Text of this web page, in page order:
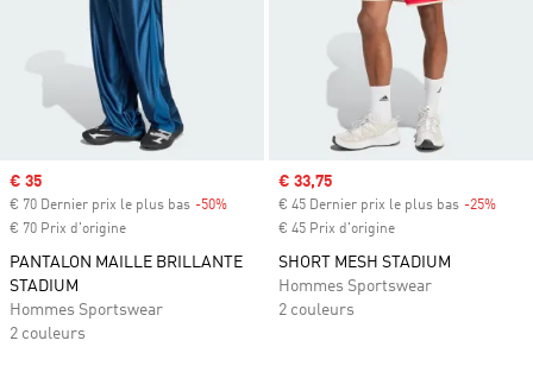
Prix soldé
€ 35
€ 70 Dernier prix le plus bas -50%
€ 70 Prix d'origine
PANTALON MAILLE BRILLANTE
STADIUM
Hommes Sportswear
2 couleurs
Prix soldé
€ 33,75
€ 45 Dernier prix le plus bas -25%
€ 45 Prix d'origine
SHORT MESH STADIUM
Hommes Sportswear
2 couleurs